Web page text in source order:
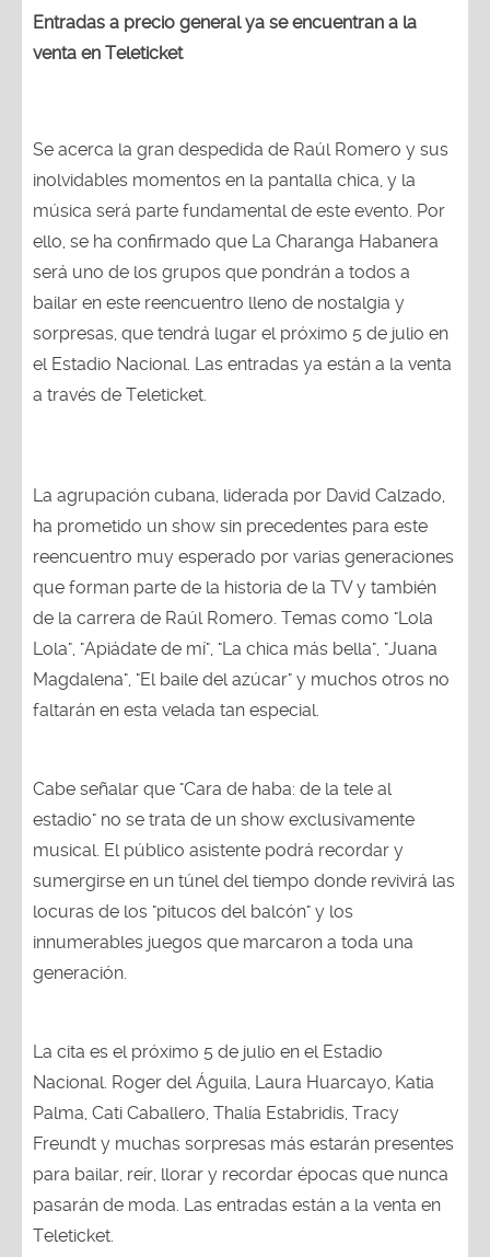
Entradas a precio general ya se encuentran a la
venta en Teleticket
Se acerca la gran despedida de Raúl Romero y sus
inolvidables momentos en la pantalla chica, y la
música será parte fundamental de este evento. Por
ello, se ha confirmado que La Charanga Habanera
será uno de los grupos que pondrán a todos a
bailar en este reencuentro lleno de nostalgia y
sorpresas, que tendrá lugar el próximo 5 de julio en
el Estadio Nacional. Las entradas ya están a la venta
a través de Teleticket.
La agrupación cubana, liderada por David Calzado,
ha prometido un show sin precedentes para este
reencuentro muy esperado por varias generaciones
que forman parte de la historia de la TV y también
de la carrera de Raúl Romero. Temas como "Lola
Lola", "Apiádate de mí", "La chica más bella", "Juana
Magdalena", "El baile del azúcar" y muchos otros no
faltarán en esta velada tan especial.
Cabe señalar que "Cara de haba: de la tele al
estadio" no se trata de un show exclusivamente
musical. El público asistente podrá recordar y
sumergirse en un túnel del tiempo donde revivirá las
locuras de los "pitucos del balcón" y los
innumerables juegos que marcaron a toda una
generación.
La cita es el próximo 5 de julio en el Estadio
Nacional. Roger del Águila, Laura Huarcayo, Katia
Palma, Cati Caballero, Thalía Estabridis, Tracy
Freundt y muchas sorpresas más estarán presentes
para bailar, reír, llorar y recordar épocas que nunca
pasarán de moda. Las entradas están a la venta en
Teleticket.